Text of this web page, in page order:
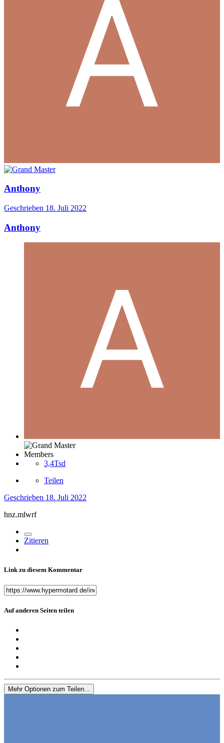
Anthony
Geschrieben 18. Juli 2022
Anthony
Members
3,4Tsd
Teilen
Geschrieben 18. Juli 2022
hnz.mlwrf
Zitieren
Link zu diesem Kommentar
Auf anderen Seiten teilen
Mehr Optionen zum Teilen...